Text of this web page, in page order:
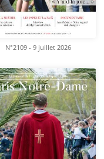
N°2109 - 9 juillet 2026